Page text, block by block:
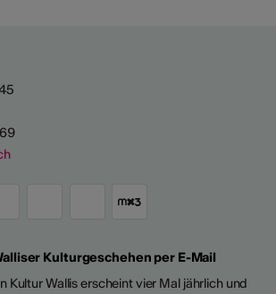
Kulturgeschehen per E-Mail
Kultur Wallis erscheint vier Mal jährlich und